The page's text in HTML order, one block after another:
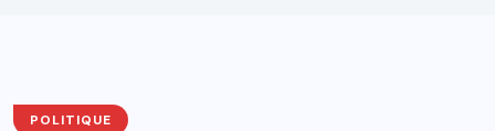
POLITIQUE